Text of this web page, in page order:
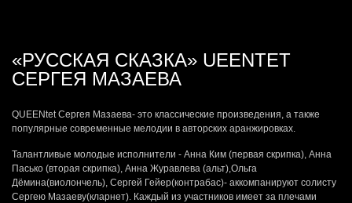
«РУССКАЯ СКАЗКА» UEENTET
СЕРГЕЯ МАЗАЕВА
QUEENtet Сергея Мазаева- это классические произведения, а также
популярные современные мелодии в авторских аранжировках.
Талантливые молодые исполнители - Анна Ким (первая скрипка), Анна
Пасько (вторая скрипка), Анна Журавлева (альт),Ольга
Дёмина(виолончель), Сергей Гейер(контрабас)- аккомпанируют солисту
Сергею Мазаеву(кларнет). Каждый из участников имеет за плечами